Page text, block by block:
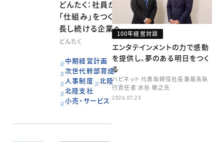
どんたく：社員が育つ
「仕組み」をつくり、成
長し続ける企業へ
どんたく
中期経営計画
次世代幹部育成
人事制度
北陸
北陸支社
小売・サービス
100年経営対談
エンタテインメントの力で感動
を提供し、夢のある明日をつく
る
ハピネット 代表取締役社長兼最高執
行責任者 水谷 敏之氏
2026.07.23